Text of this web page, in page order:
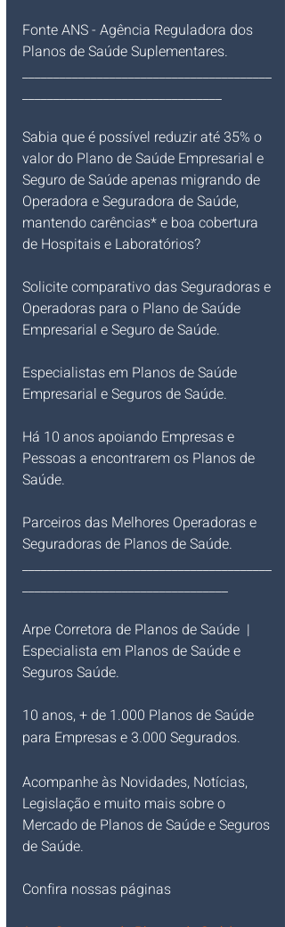
Fonte ANS - Agência Reguladora dos
Planos de Saúde Suplementares.
________________________________________
________________________________
Sabia que é possível reduzir até 35% o
valor do Plano de Saúde Empresarial e
Seguro de Saúde apenas migrando de
Operadora e Seguradora de Saúde,
mantendo carências* e boa cobertura
de Hospitais e Laboratórios?
Solicite comparativo das Seguradoras e
Operadoras para o Plano de Saúde
Empresarial e Seguro de Saúde.
Especialistas em Planos de Saúde
Empresarial e Seguros de Saúde.
Há 10 anos apoiando Empresas e
Pessoas a encontrarem os Planos de
Saúde.
Parceiros das Melhores Operadoras e
Seguradoras de Planos de Saúde.
________________________________________
_________________________________
Arpe Corretora de Planos de Saúde  |
Especialista em Planos de Saúde e
Seguros Saúde.
10 anos, + de 1.000 Planos de Saúde
para Empresas e 3.000 Segurados.
Acompanhe às Novidades, Notícias,
Legislação e muito mais sobre o
Mercado de Planos de Saúde e Seguros
de Saúde.
Confira nossas páginas